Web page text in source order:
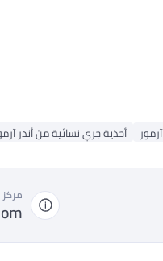
أحذية جري نسائية من أندر